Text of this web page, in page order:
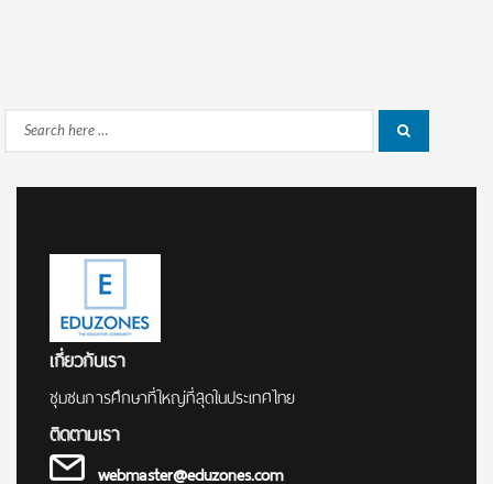
Search
เกี่ยวกับเรา
ชุมชนการศึกษาที่ใหญ่ที่สุดในประเทศไทย
ติดตามเรา
webmaster@eduzones.com